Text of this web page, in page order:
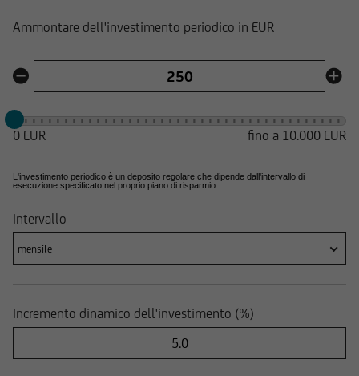
Ammontare dell'investimento periodico in EUR
0 EUR fino a 10.000 EUR
L'investimento periodico è un deposito regolare che dipende dall'intervallo di
esecuzione specificato nel proprio piano di risparmio.
Intervallo
mensile
Incremento dinamico dell'investimento (%)